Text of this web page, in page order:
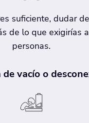
suficiente, dudar
de lo que exigirías
personas.
de vacío o